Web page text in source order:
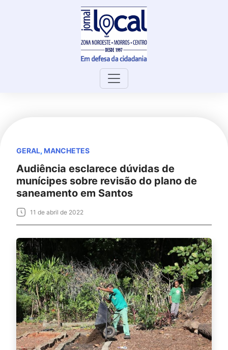
GERAL, MANCHETES
Audiência esclarece dúvidas de
munícipes sobre revisão do plano de
saneamento em Santos
11 de abril de 2022